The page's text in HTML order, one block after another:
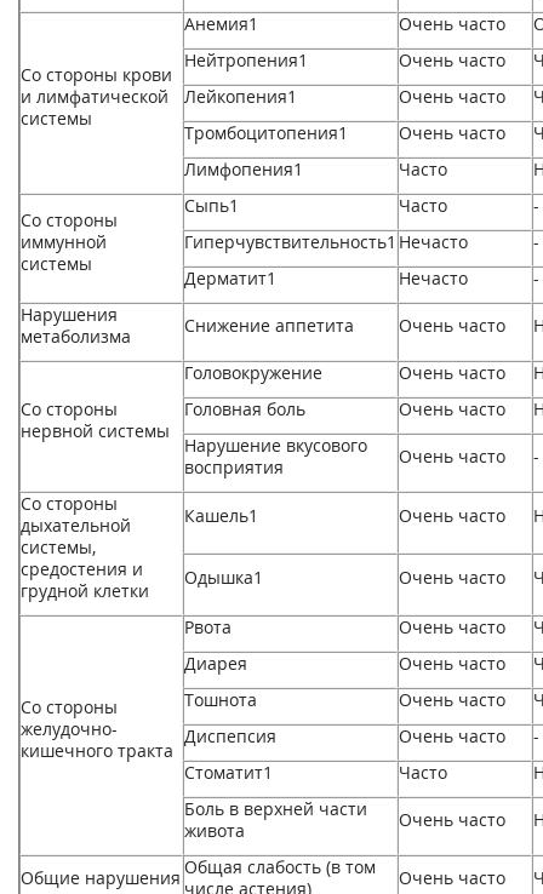
Со стороны крови
и лимфатической
системы
Анемия1 Очень часто
Нейтропения1 Очень часто
Лейкопения1 Очень часто
Тромбоцитопения1 Очень часто
Лимфопения1 Часто
Со стороны
иммунной
системы
Сыпь1 Часто
-
Гиперчувствительность1 Нечасто
-
Дерматит1 Нечасто
-
Нарушения
метаболизма
Снижение аппетита Очень часто
Со стороны
нервной системы
Головокружение Очень часто
Головная боль
Очень часто
Нарушение вкусового
восприятия
Очень часто -
Со стороны
дыхательной
системы,
средостения и
грудной клетки
Кашель1 Очень часто
Одышка1 Очень часто
Со стороны
желудочно-
кишечного тракта
Рвота Очень часто
Диарея
Очень часто
Тошнота
Очень часто
Диспепсия
Очень часто
-
Стоматит1 Часто
Боль в верхней части
живота
Очень часто
Общие нарушения Общая слабость (в том
числе астения)
Очень часто